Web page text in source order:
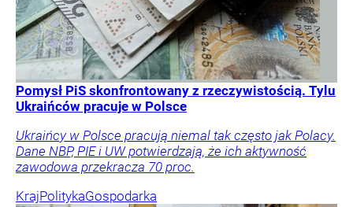
Pomysł PiS skonfrontowany z rzeczywistością. Tylu
Ukraińców pracuje w Polsce
Ukraińcy w Polsce pracują niemal tak często jak Polacy.
Dane NBP, PIE i UW potwierdzają, że ich aktywność
zawodowa przekracza 70 proc.
KrajPolitykaGospodarka